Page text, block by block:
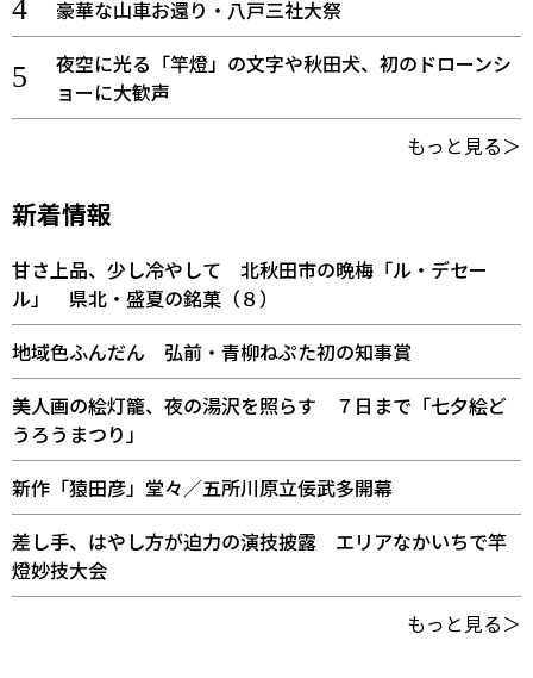
豪華な山車お還り・八戸三社大祭
夜空に光る「竿燈」の文字や秋田犬、初のドローンシ
ョーに大歓声
もっと見る＞
新着情報
甘さ上品、少し冷やして 北秋田市の晩梅「ル・デセー
ル」 県北・盛夏の銘菓（８）
地域色ふんだん 弘前・青柳ねぷた初の知事賞
美人画の絵灯籠、夜の湯沢を照らす ７日まで「七夕絵ど
うろうまつり」
新作「猿田彦」堂々／五所川原立佞武多開幕
差し手、はやし方が迫力の演技披露 エリアなかいちで竿
燈妙技大会
もっと見る＞